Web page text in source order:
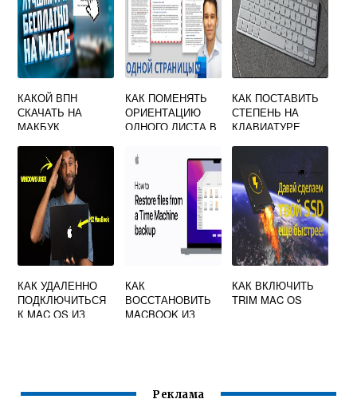
КАКОЙ ВПН
СКАЧАТЬ НА
МАКБУК
КАК ПОМЕНЯТЬ
ОРИЕНТАЦИЮ
ОДНОГО ЛИСТА В
КАК ПОСТАВИТЬ
СТЕПЕНЬ НА
КЛАВИАТУРЕ
КАК УДАЛЕННО
ПОДКЛЮЧИТЬСЯ
К MAC OS ИЗ
КАК
ВОССТАНОВИТЬ
MACBOOK ИЗ
КАК ВКЛЮЧИТЬ
TRIM MAC OS
Реклама